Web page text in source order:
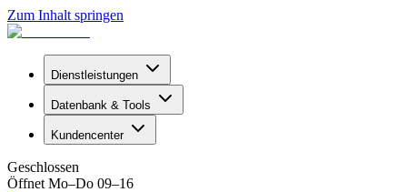
Zum Inhalt springen
Dienstleistungen
Datenbank & Tools
Kundencenter
Geschlossen
Öffnet Mo–Do 09–16